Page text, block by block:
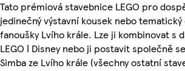
Tato prémiová stavebnice LEGO pro
jedinečný výstavní kousek nebo
fanoušky Lvího krále. Lze ji kombinovat s
LEGO ǀ Disney nebo ji postavit společně
Simba ze Lvího krále (všechny ostatní